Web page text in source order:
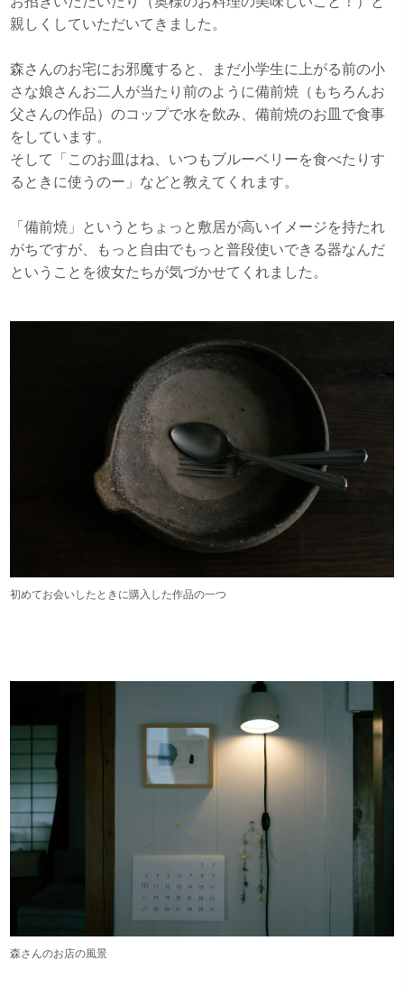
親しくしていただいてきました。
森さんのお宅にお邪魔すると、まだ小学生に上がる前の小
さな娘さんお二人が当たり前のように備前焼（もちろんお
父さんの作品）のコップで水を飲み、備前焼のお皿で食事
をしています。
そして「このお皿はね、いつもブルーベリーを食べたりす
るときに使うのー」などと教えてくれます。
「備前焼」というとちょっと敷居が高いイメージを持たれ
がちですが、もっと自由でもっと普段使いできる器なんだ
ということを彼女たちが気づかせてくれました。
初めてお会いしたときに購入した作品の一つ
森さんのお店の風景